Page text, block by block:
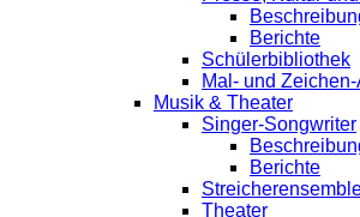
Berichte
Schülerbibliothek
Mal- und
Musik & Theater
Singer-Songwriter
Berichte
Theater